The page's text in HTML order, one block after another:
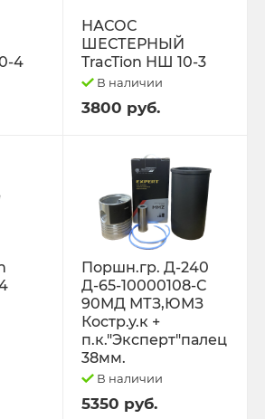
4
НАСОС
ШЕСТЕРНЫЙ
TracTion НШ 10-3
В наличии
3800 руб.
Поршн.гр. Д-240
Д-65-10000108-С
90МД МТЗ,ЮМЗ
Костр.у.к +
п.к."Эксперт"палец
38мм.
В наличии
5350 руб.
ВТ-100
55 дв.А-41/01,